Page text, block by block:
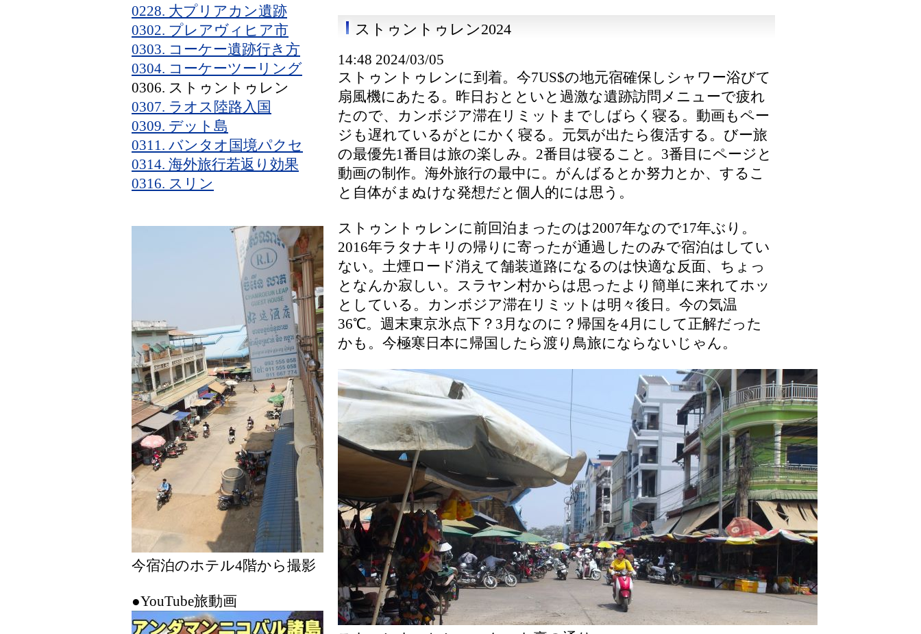
ストゥントゥレン2024
14:48 2024/03/05
ストゥントゥレンに到着。今7US$の地元宿確保しシャワー浴びて
扇風機にあたる。昨日おとといと過激な遺跡訪問メニューで疲れ
たので、カンボジア滞在リミットまでしばらく寝る。動画もペー
ジも遅れているがとにかく寝る。元気が出たら復活する。びー旅
の最優先1番目は旅の楽しみ。2番目は寝ること。3番目にページと
動画の制作。海外旅行の最中に。がんばるとか努力とか、するこ
と自体がまぬけな発想だと個人的には思う。
ストゥントゥレンに前回泊まったのは2007年なので17年ぶり。
2016年ラタナキリの帰りに寄ったが通過したのみで宿泊はしてい
ない。土煙ロード消えて舗装道路になるのは快適な反面、ちょっ
となんか寂しい。スラヤン村からは思ったより簡単に来れてホッ
としている。カンボジア滞在リミットは明々後日。今の気温
36℃。週末東京氷点下？3月なのに？帰国を4月にして正解だった
かも。今極寒日本に帰国したら渡り鳥旅にならないじゃん。
0228. 大プリアカン遺跡
0302. プレアヴィヒア市
0303. コーケー遺跡行き方
0304. コーケーツーリング
0306. ストゥントゥレン
0307. ラオス陸路入国
0309. デット島
0311. バンタオ国境パクセ
0314. 海外旅行若返り効果
0316. スリン
今宿泊のホテル4階から撮影
●YouTube旅動画